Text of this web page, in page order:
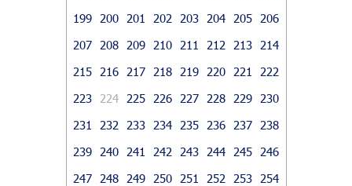
199
200 201 202 203 204 205
206
207
208 209 210 211 212 213
214
215
216 217 218 219 220 221
222
223
224 225 226 227 228 229
230
231
232 233 234 235 236 237
238
239
240 241 242 243 244 245
246
247
248 249 250 251 252 253
254